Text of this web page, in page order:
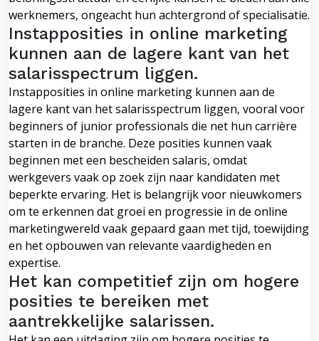
werknemers, ongeacht hun achtergrond of specialisatie.
Instapposities in online marketing
kunnen aan de lagere kant van het
salarisspectrum liggen.
Instapposities in online marketing kunnen aan de
lagere kant van het salarisspectrum liggen, vooral voor
beginners of junior professionals die net hun carrière
starten in de branche. Deze posities kunnen vaak
beginnen met een bescheiden salaris, omdat
werkgevers vaak op zoek zijn naar kandidaten met
beperkte ervaring. Het is belangrijk voor nieuwkomers
om te erkennen dat groei en progressie in de online
marketingwereld vaak gepaard gaan met tijd, toewijding
en het opbouwen van relevante vaardigheden en
expertise.
Het kan competitief zijn om hogere
posities te bereiken met
aantrekkelijke salarissen.